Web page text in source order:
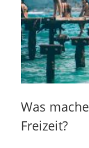
Was
Freizeit?